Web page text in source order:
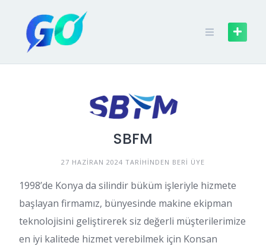
SBFM
27 HAZIRAN 2024 TARIHINDEN BERI ÜYE
1998’de Konya da silindir büküm işleriyle hizmete
başlayan firmamız, bünyesinde makine ekipman
teknolojisini geliştirerek siz değerli müşterilerimize
en iyi kalitede hizmet verebilmek için Konsan